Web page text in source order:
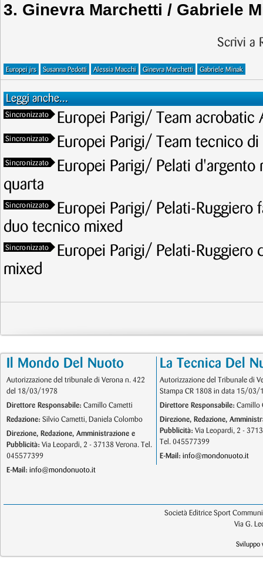
3. Ginevra Marchetti / Gabriele
Scrivi a
Europei jrs Susanna Pedotti Alessia Macchi Ginevra Marchetti Gabriele Minak
Leggi anche...
Sincronizzato Europei Parigi/ Team acrobatic
Sincronizzato Europei Parigi/ Team tecnico
Sincronizzato
Europei Parigi/ Pelati
quarta
Sincronizzato
Europei Parigi/ Pelati-
duo tecnico mixed
Sincronizzato
Europei Parigi/ Pelati-
mixed
Il Mondo Del Nuoto
Autorizzazione del tribunale di Verona n. 422
del 18/03/1978
Direttore Responsabile: Camillo Cametti
Redazione: Silvio Cametti, Daniela Colombo
Direzione, Redazione, Amministrazione e
Pubblicità: Via Leopardi, 2 - 37138 Verona. Tel.
045577399
E-Mail: info@mondonuoto.it
La Tecnica Del
Autorizzazione del Tribunale di
Stampa CR 1808 in data 15/03/
Direttore Responsabile: Camillo
Direzione, Redazione,
Pubblicità: Via Leopardi, 2 -
Tel. 045577399
E-Mail: info@mondonuoto.it
Società Editrice Sport
Via G.
Sviluppo